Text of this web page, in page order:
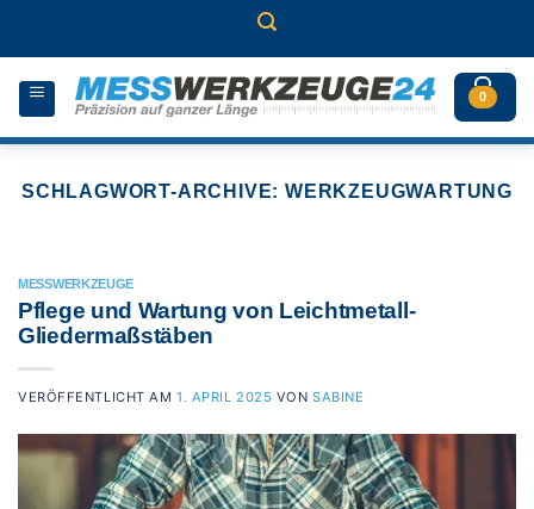
0
SCHLAGWORT-ARCHIVE: WERKZEUGWARTUNG
MESSWERKZEUGE
Pflege und Wartung von Leichtmetall-
Gliedermaßstäben
VERÖFFENTLICHT AM1. APRIL 2025 VONSABINE